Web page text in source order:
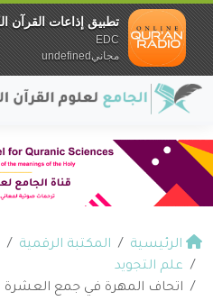
الرئيسية المكتبة الرقمية
علم التجويد
اتحاف المهرة في جمع
تطبيق إذاعات القرآن
EDC
مجانيundefined